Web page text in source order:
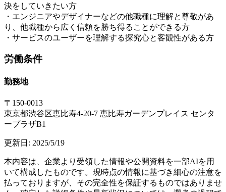
決をしていきたい方
・エンジニアやデザイナーなどの他職種に理解と尊敬があ
り、他職種から広く信頼を勝ち得ることができる方
・サービスのユーザーを理解する探究心と客観性がある方
労働条件
勤務地
〒150-0013
東京都渋谷区恵比寿4-20-7 恵比寿ガーデンプレイス センタ
ープラザB1
更新日: 2025/5/19
本内容は、企業より受領した情報や公開資料を一部AIを用
いて構成したものです。現時点の情報に基づき細心の注意を
払っておりますが、その完全性を保証するものではありませ